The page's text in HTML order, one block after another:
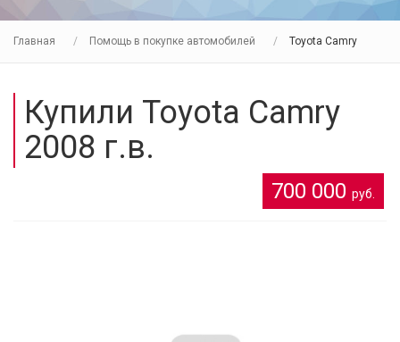
Главная Помощь в покупке автомобилей Toyota Camry
Купили Toyota Camry
2008 г.в.
700 000 руб.